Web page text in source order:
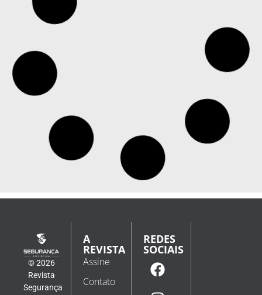
© 2026
Revista
Segurança
A
REVISTA
Assine
Contato
REDES
SOCIAIS